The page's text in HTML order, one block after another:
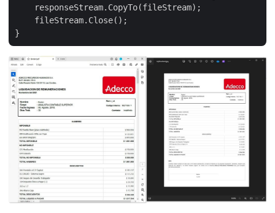
    responseStream.CopyTo(fileStream);
    fileStream.Close();